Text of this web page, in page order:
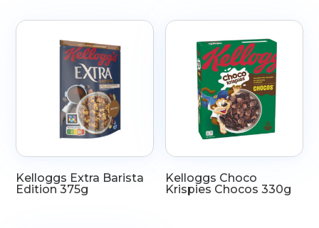
Kelloggs Extra Barista
Edition 375g
Kelloggs Choco
Krispies Chocos 330g